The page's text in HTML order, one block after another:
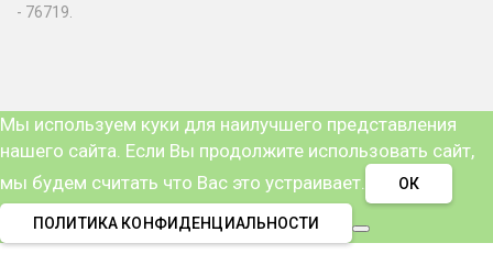
- 76719.
Мы используем куки для наилучшего представления
нашего сайта. Если Вы продолжите использовать сайт,
мы будем считать что Вас это устраивает.
ОК
ПОЛИТИКА КОНФИДЕНЦИАЛЬНОСТИ